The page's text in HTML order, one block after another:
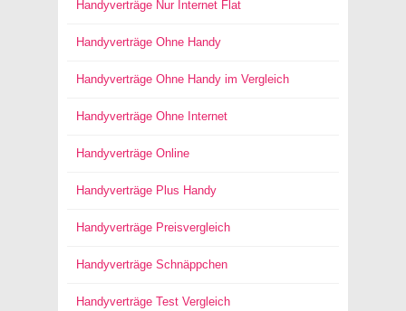
Handyverträge Nur Internet Flat
Handyverträge Ohne Handy
Handyverträge Ohne Handy im Vergleich
Handyverträge Ohne Internet
Handyverträge Online
Handyverträge Plus Handy
Handyverträge Preisvergleich
Handyverträge Schnäppchen
Handyverträge Test Vergleich